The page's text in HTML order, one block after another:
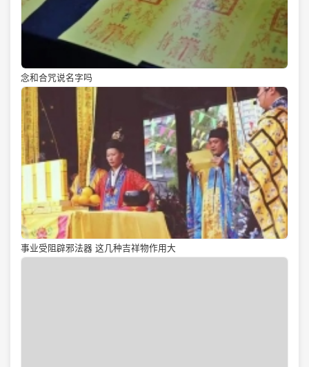
念和合咒说名字吗
事业受阻辟邪法器 这几种吉祥物作用大